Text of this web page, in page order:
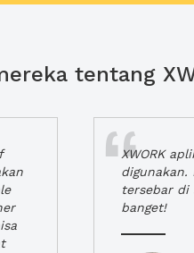
tentang
XWORK
digunakan.
tersebar di
banget!